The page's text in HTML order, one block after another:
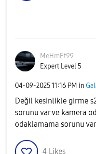
MeHmEt99
Expert Level 5
‎04-09-202511:16 PM in
Değil kesinlikle girme
sorunu var ve kamera
odaklamama sorunu var
4 Likes